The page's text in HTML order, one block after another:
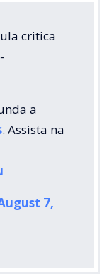
critica
a
. Assista na
7,